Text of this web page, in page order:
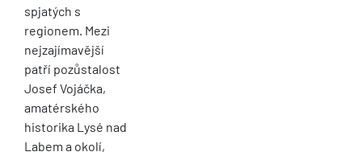
spjatých s
regionem. Mezi
nejzajímavější
patří pozůstalost
Josef Vojáčka,
amatérského
historika Lysé nad
Labem a okolí,